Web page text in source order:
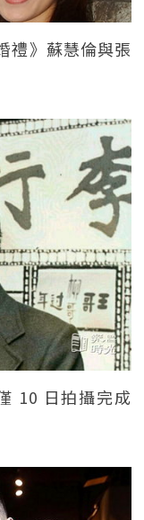
禮》蘇慧倫與張
10 日拍攝完成